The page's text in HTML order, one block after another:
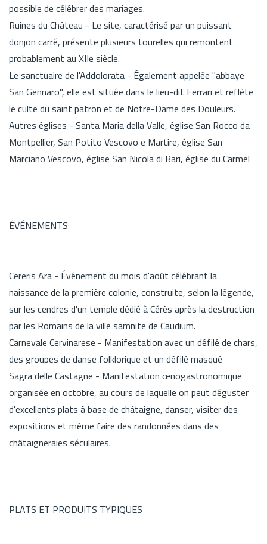
possible de célébrer des mariages.
Ruines du Château - Le site, caractérisé par un puissant
donjon carré, présente plusieurs tourelles qui remontent
probablement au XIIe siècle.
Le sanctuaire de l'Addolorata - Également appelée "abbaye
San Gennaro", elle est située dans le lieu-dit Ferrari et reflète
le culte du saint patron et de Notre-Dame des Douleurs.
Autres églises - Santa Maria della Valle, église San Rocco da
Montpellier, San Potito Vescovo e Martire, église San
Marciano Vescovo, église San Nicola di Bari, église du Carmel
ÉVÉNEMENTS
Cereris Ara - Événement du mois d'août célébrant la
naissance de la première colonie, construite, selon la légende,
sur les cendres d'un temple dédié à Cérès après la destruction
par les Romains de la ville samnite de Caudium.
Carnevale Cervinarese - Manifestation avec un défilé de chars,
des groupes de danse folklorique et un défilé masqué
Sagra delle Castagne - Manifestation œnogastronomique
organisée en octobre, au cours de laquelle on peut déguster
d'excellents plats à base de châtaigne, danser, visiter des
expositions et même faire des randonnées dans des
châtaigneraies séculaires.
PLATS ET PRODUITS TYPIQUES